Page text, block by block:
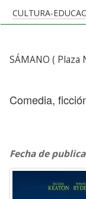
CULTURA-
SÁMANO ( Plaza
Comedia,
Fecha de